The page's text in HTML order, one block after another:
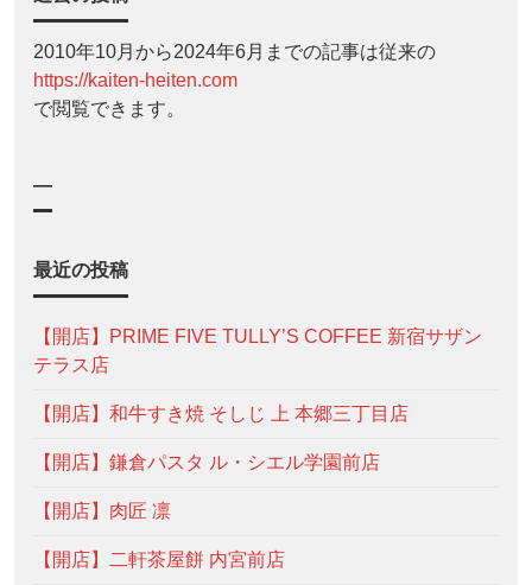
2010年10月から2024年6月までの記事は従来の
https://kaiten-heiten.com
で閲覧できます。
—
最近の投稿
【開店】PRIME FIVE TULLY’S COFFEE 新宿サザン
テラス店
【開店】和牛すき焼 そしじ 上 本郷三丁目店
【開店】鎌倉パスタ ル・シエル学園前店
【開店】肉匠 凛
【開店】二軒茶屋餅 内宮前店